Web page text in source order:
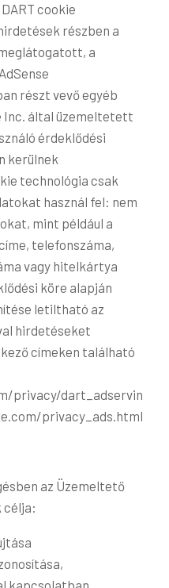
cookie
részben a
a
részt vevő egyéb
Inc. által üzemeltetett
érdeklődési
kerülnek
technológia csak
használ fel: nem
mint például a
telefonszáma,
vagy hitelkártya
köre alapján
letiltható az
hirdetéseket
címeken található
privacy/dart_adservin
privacy_ads.html
az Üzemeltető
célja:
kapcsolatban